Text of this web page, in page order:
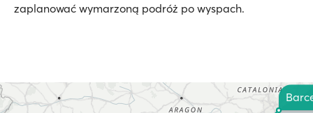
zaplanować wymarzoną podróż po wyspach.